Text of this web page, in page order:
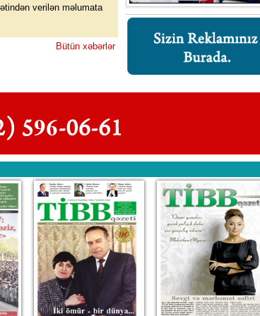
verilən məlumata
Bütün xəbərlər